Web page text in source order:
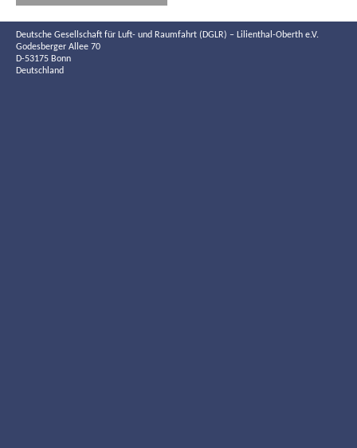
Deutsche Gesellschaft für Luft- und Raumfahrt (DGLR) – Lilienthal-Oberth e.V.
Godesberger Allee 70
D-53175 Bonn
Deutschland